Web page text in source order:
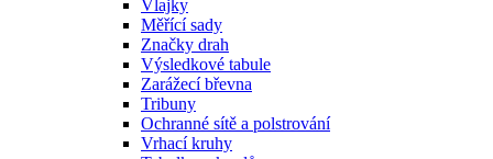
Vlajky
Měřící sady
Značky drah
Výsledkové tabule
Zarážecí břevna
Tribuny
Ochranné sítě a polstrování
Vrhací kruhy